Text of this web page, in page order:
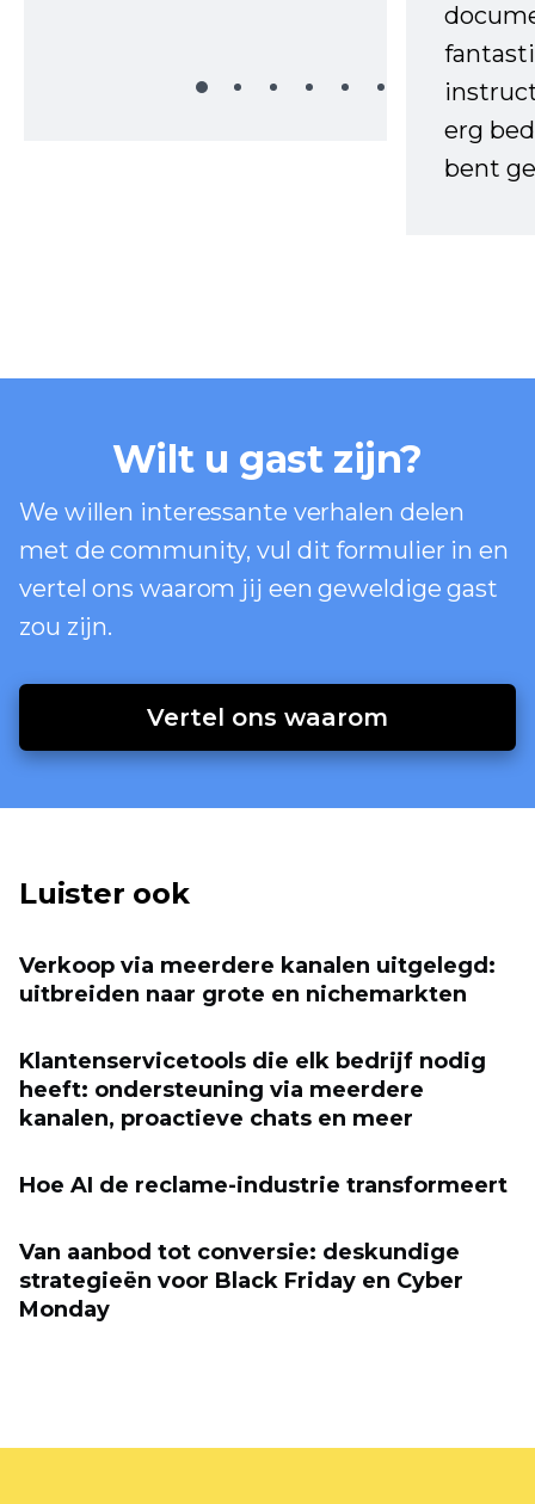
erg
bent
Wilt u gast zijn?
We willen interessante verhalen delen
met de community, vul dit formulier in en
vertel ons waarom jij een geweldige gast
zou zijn.
Vertel ons waarom
Luister ook
Verkoop via meerdere kanalen uitgelegd:
uitbreiden naar grote en nichemarkten
Klantenservicetools die elk bedrijf nodig
heeft: ondersteuning via meerdere
kanalen, proactieve chats en meer
Hoe AI de reclame-industrie transformeert
Van aanbod tot conversie: deskundige
strategieën voor Black Friday en Cyber ​​
Monday